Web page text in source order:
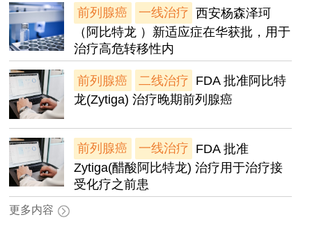
前列腺癌 一线治疗 西安杨森泽珂
（阿比特龙 ）新适应症在华获批，用于
治疗高危转移性内
前列腺癌 二线治疗 FDA 批准阿比特
龙(Zytiga) 治疗晚期前列腺癌
前列腺癌 一线治疗 FDA 批准
Zytiga(醋酸阿比特龙) 治疗用于治疗接
受化疗之前患
更多内容